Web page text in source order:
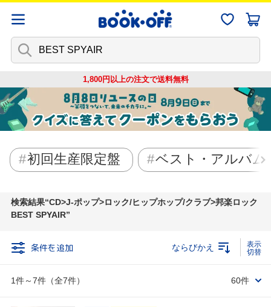
1,800円以上の注文で送料無料
初回生産限定盤 ベスト・アルバム
検索結果 CD>J-ポップ>ロック/ヒップホップ/クラブ>邦楽ロック
BEST SPYAIR
条件を追加
1件～7件（全7件）
ならびかえ
60件